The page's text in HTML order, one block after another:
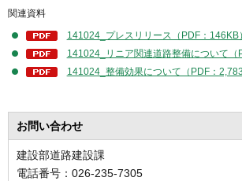
関連資料
141024_プレスリリース（PDF：146KB）
141024_リニア関連道路整備について（
141024_整備効果について（PDF：
お問い合わせ
建設部道路建設課
電話番号：026-235-7305